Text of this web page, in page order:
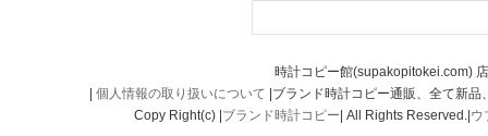
時計コピー館(supakopitokei.com)
個人情報の取り扱いについて |ブランド時計コピー通販、全て新
Copy Right(c) | ブランド時計コピー | All Rights Reserved.| ウ